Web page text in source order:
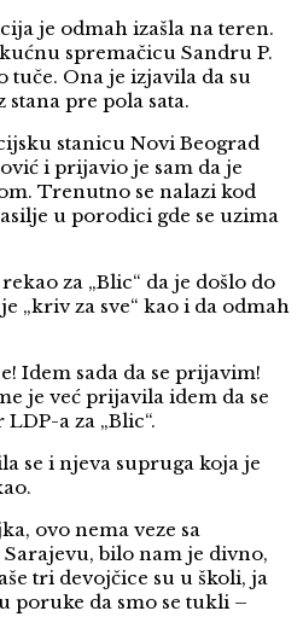
je odmah izašla na teren.
spremačicu Sandru P.
tuče. Ona je izjavila da su
pre pola sata.
stanicu Novi Beograd
i prijavio je sam da je
Trenutno se nalazi kod
u porodici gde se uzima
za „Blic“ da je došlo do
„kriv za sve“ kao i da odmah
Idem sada da se prijavim!
je već prijavila idem da se
a za „Blic“.
se i njeva supruga koja je
ovo nema veze sa
bilo nam je divno,
tri devojčice su u školi, ja
poruke da smo se tukli –